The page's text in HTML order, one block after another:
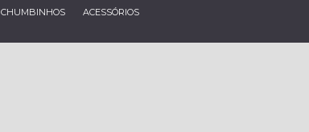
CHUMBINHOS ACESSÓRIOS